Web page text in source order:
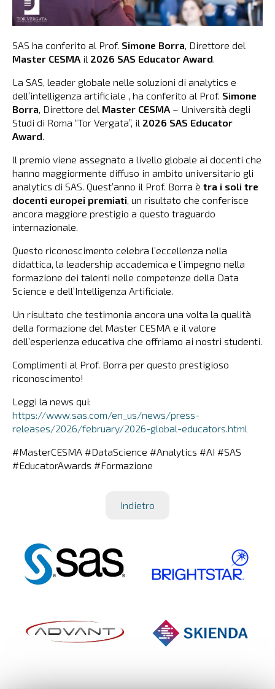
SAS ha conferito al Prof. Simone Borra, Direttore del
Master CESMA il 2026 SAS Educator Award.
La SAS, leader globale nelle soluzioni di analytics e
dell’intelligenza artificiale , ha conferito al Prof. Simone
Borra, Direttore del Master CESMA – Università degli
Studi di Roma “Tor Vergata”, il 2026 SAS Educator
Award.
Il premio viene assegnato a livello globale ai docenti che
hanno maggiormente diffuso in ambito universitario gli
analytics di SAS. Quest’anno il Prof. Borra è tra i soli tre
docenti europei premiati, un risultato che conferisce
ancora maggiore prestigio a questo traguardo
internazionale.
Questo riconoscimento celebra l’eccellenza nella
didattica, la leadership accademica e l’impegno nella
formazione dei talenti nelle competenze della Data
Science e dell’Intelligenza Artificiale.
Un risultato che testimonia ancora una volta la qualità
della formazione del Master CESMA e il valore
dell’esperienza educativa che offriamo ai nostri studenti.
Complimenti al Prof. Borra per questo prestigioso
riconoscimento!
Leggi la news qui:
https://www.sas.com/en_us/news/press-
releases/2026/february/2026-global-educators.html
#MasterCESMA #DataScience #Analytics #AI #SAS
#EducatorAwards #Formazione
Indietro